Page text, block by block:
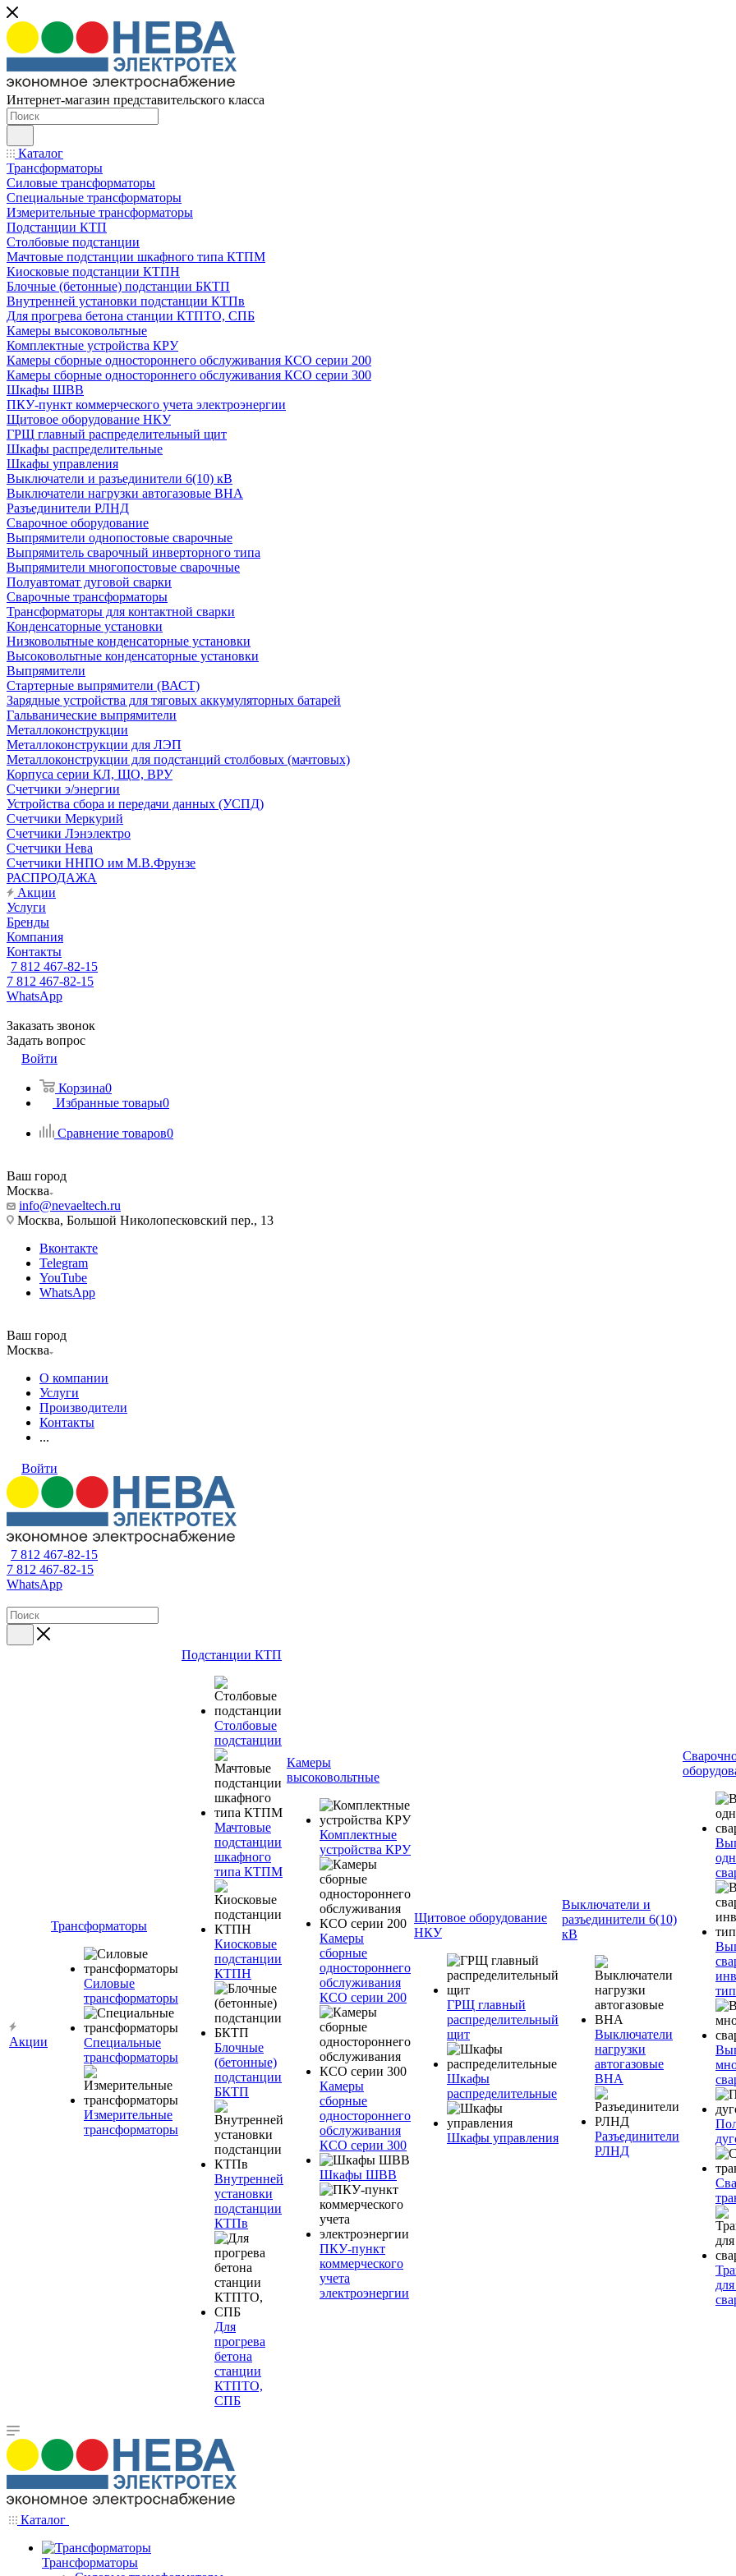
Интернет-магазин представительского класса
Каталог
Трансформаторы
Силовые трансформаторы
Специальные трансформаторы
Измерительные трансформаторы
Подстанции КТП
Столбовые подстанции
Мачтовые подстанции шкафного типа КТПМ
Киосковые подстанции КТПН
Блочные (бетонные) подстанции БКТП
Внутренней установки подстанции КТПв
Для прогрева бетона станции КТПТО, СПБ
Камеры высоковольтные
Комплектные устройства КРУ
Камеры сборные одностороннего обслуживания КСО серии 200
Камеры сборные одностороннего обслуживания КСО серии 300
Шкафы ШВВ
ПКУ-пункт коммерческого учета электроэнергии
Щитовое оборудование НКУ
ГРЩ главный распределительный щит
Шкафы распределительные
Шкафы управления
Выключатели и разъединители 6(10) кВ
Выключатели нагрузки автогазовые ВНА
Разъединители РЛНД
Сварочное оборудование
Выпрямители однопостовые сварочные
Выпрямитель сварочный инверторного типа
Выпрямители многопостовые сварочные
Полуавтомат дуговой сварки
Сварочные трансформаторы
Трансформаторы для контактной сварки
Конденсаторные установки
Низковольтные конденсаторные установки
Высоковольтные конденсаторные установки
Выпрямители
Стартерные выпрямители (ВАСТ)
Зарядные устройства для тяговых аккумуляторных батарей
Гальванические выпрямители
Металлоконструкции
Металлоконструкции для ЛЭП
Металлоконструкции для подстанций столбовых (мачтовых)
Корпуса серии КЛ, ЩО, ВРУ
Счетчики э/энергии
Устройства сбора и передачи данных (УСПД)
Счетчики Меркурий
Счетчики Лэнэлектро
Счетчики Нева
Счетчики ННПО им М.В.Фрунзе
РАСПРОДАЖА
Акции
Услуги
Бренды
Компания
Контакты
7 812 467-82-15
7 812 467-82-15
WhatsApp
Заказать звонок
Задать вопрос
Войти
Корзина0
Избранные товары0
Сравнение товаров0
Ваш город
Москва
info@nevaeltech.ru
Москва, Большой Николопесковский пер., 13
Вконтакте
Telegram
YouTube
WhatsApp
Ваш город
Москва
О компании
Услуги
Производители
Контакты
...
Войти
7 812 467-82-15
7 812 467-82-15
WhatsApp
Акции
Трансформаторы
Силовые
трансформаторы
Специальные
трансформаторы
Измерительные
трансформаторы
Подстанции КТП
Столбовые
подстанции
Мачтовые
подстанции
шкафного
типа КТПМ
Киосковые
подстанции
КТПН
Блочные
(бетонные)
подстанции
БКТП
Внутренней
установки
подстанции
КТПв
Для
прогрева
бетона
станции
КТПТО,
СПБ
Камеры
высоковольтные
Комплектные
устройства КРУ
Камеры
сборные
одностороннего
обслуживания
КСО серии 200
Камеры
сборные
одностороннего
обслуживания
КСО серии 300
Шкафы ШВВ
ПКУ-пункт
коммерческого
учета
электроэнергии
Щитовое оборудование
НКУ
ГРЩ главный
распределительный
щит
Шкафы
распределительные
Шкафы управления
Выключатели и
разъединители 6(10)
кВ
Выключатели
нагрузки
автогазовые
ВНА
Разъединители
РЛНД
Каталог
Трансформаторы